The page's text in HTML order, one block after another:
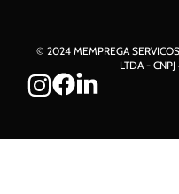
© 2024 MEMPREGA
LTDA -